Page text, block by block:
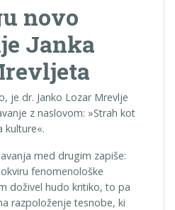
novo
Janka
je dr. Janko Lozar Mrevlje
z naslovom: »Strah kot
kulture«.
med drugim zapiše:
fenomenološke
doživel hudo kritiko, to pa
razpoloženje tesnobe, ki